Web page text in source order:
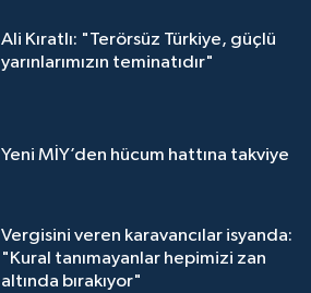
Ali Kıratlı: "Terörsüz Türkiye, güçlü
yarınlarımızın teminatıdır"
Yeni MİY’den hücum hattına takviye
Vergisini veren karavancılar isyanda:
"Kural tanımayanlar hepimizi zan
altında bırakıyor"